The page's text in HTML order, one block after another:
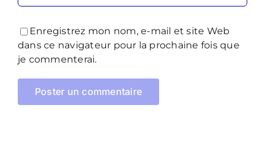
Enregistrez mon nom, e-mail et site Web
dans ce navigateur pour la prochaine fois que
je commenterai.